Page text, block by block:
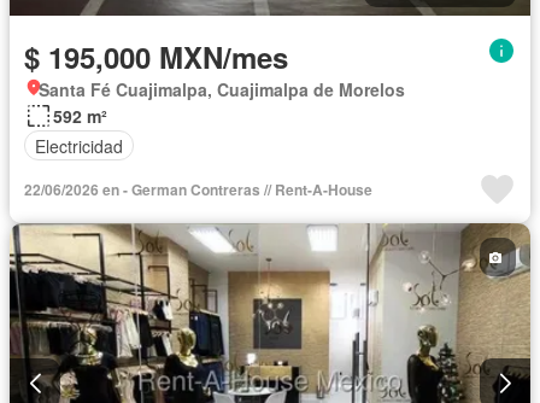
$ 195,000 MXN/mes
Santa Fé Cuajimalpa, Cuajimalpa de Morelos
592 m²
Electricidad
22/06/2026 en - German Contreras // Rent-A-House